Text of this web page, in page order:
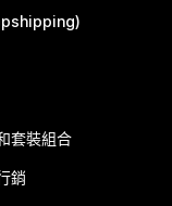
套裝組合
銷